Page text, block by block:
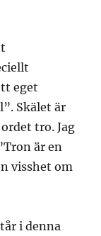
eget
Skälet är
tro. Jag
är en
visshet om
i denna